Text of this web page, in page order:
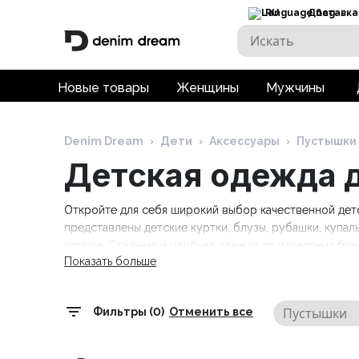
RU Доставка
Новые товары Женщины Мужчины
Denim Dream › Дети › Аксессуары › Пустышки
Детская одежда
Откройте для себя широкий выбор качественной
представлены детские куртки, блузы, рубашки,
Tommy Hilfiger Kids, Trespass. Бесплатная доставка
Показать больше
Фильтры (0) Отменить все Пустышки